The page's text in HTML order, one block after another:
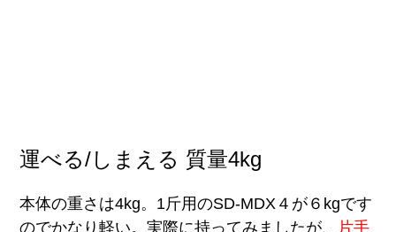
運べる/しまえる 質量4kg
本体の重さは4kg。1斤用のSD-MDX４が６kgです
のでかなり軽い。実際に持ってみましたが、 片手